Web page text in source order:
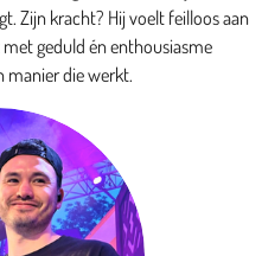
Zijn kracht? Hij voelt feilloos aan
geduld én enthousiasme
manier die werkt.